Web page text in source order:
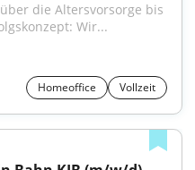
die Altersvorsorge bis
Wir...
Homeoffice Vollzeit